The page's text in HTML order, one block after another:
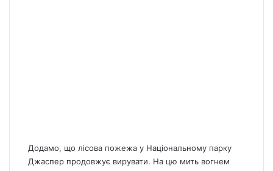
Додамо, що лісова пожежа у Національному парку
Джаспер продовжує вирувати. На цю мить вогнем